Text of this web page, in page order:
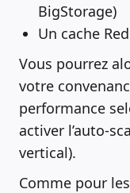
BigStorage)
Un cache
Vous pourrez
votre
performance
activer l’auto-
vertical).
Comme pour